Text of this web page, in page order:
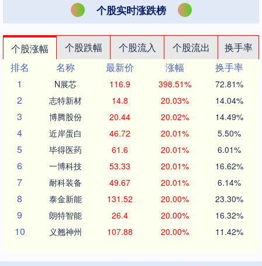
个股实时涨跌榜
个股涨幅 个股跌幅 个股流入 个股流出
换手率
排名
名称 最新价 涨幅
换手率
1
N展芯 116.9 398.51% 72.81%
2 志特新材 14.8 20.03% 14.04%
3 博腾股份 20.44 20.02% 14.49%
4 近岸蛋白 46.72 20.01% 5.50%
5 毕得医药 61.6 20.01% 6.01%
6 一博科技 53.33 20.01% 16.62%
7 耐科装备 49.67 20.01% 6.14%
8 泰金新能 131.52 20.00% 23.30%
9 朗特智能 26.4 20.00% 16.32%
10 义翘神州 107.88 20.00% 11.42%